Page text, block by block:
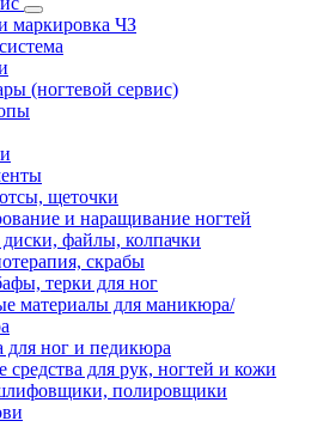
маркировка ЧЗ
(ногтевой сервис)
щеточки
и наращивание ногтей
файлы, колпачки
скрабы
терки для ног
материалы для маникюра/
для ног и педикюра
средства для рук, ногтей и кожи
полировщики